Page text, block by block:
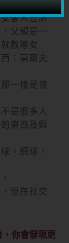
來開始比
客人告訴
父親是一
教導女
：高爾夫
一樣是懂
是很多人
東西及興
，網球，
但在社交
你會發現更